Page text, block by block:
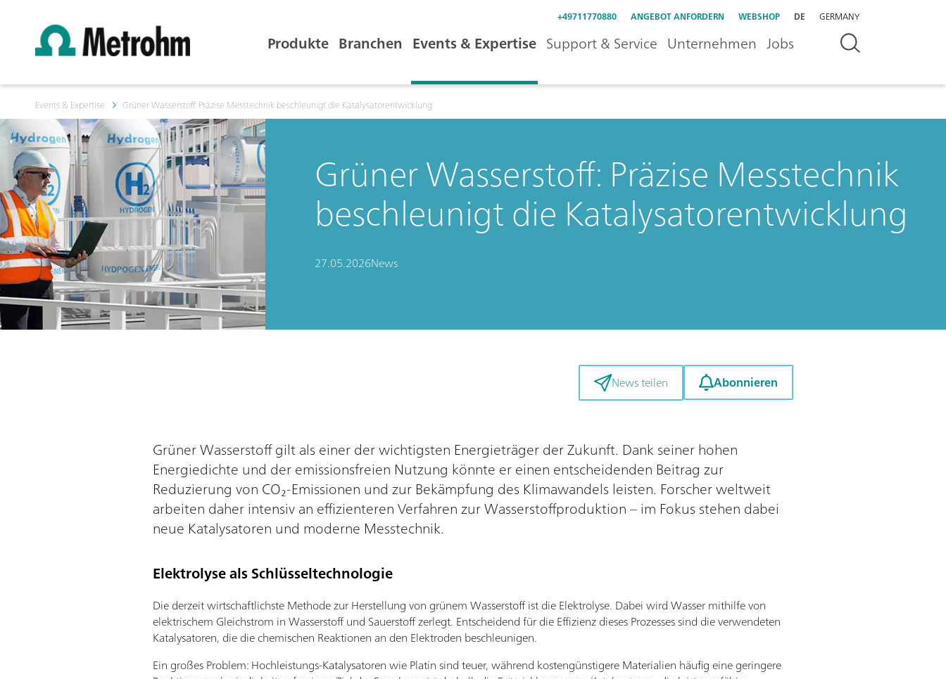
+49711770880 ANGEBOT ANFORDERN WEBSHOP DE GERMANY
Produkte Branchen Events & Expertise Support & Service Unternehmen Jobs
Events & Expertise Grüner Wasserstoff: Präzise Messtechnik beschleunigt die Katalysatorentwicklung
Grüner Wasserstoff: Präzise Messtechnik
beschleunigt die Katalysatorentwicklung
27.05.2026News
News teilen Abonnieren
Grüner Wasserstoff gilt als einer der wichtigsten Energieträger der Zukunft. Dank seiner hohen
Energiedichte und der emissionsfreien Nutzung könnte er einen entscheidenden Beitrag zur
Reduzierung von CO₂-Emissionen und zur Bekämpfung des Klimawandels leisten. Forscher weltweit
arbeiten daher intensiv an effizienteren Verfahren zur Wasserstoffproduktion – im Fokus stehen dabei
neue Katalysatoren und moderne Messtechnik.
Elektrolyse als Schlüsseltechnologie
Die derzeit wirtschaftlichste Methode zur Herstellung von grünem Wasserstoff ist die Elektrolyse. Dabei wird Wasser mithilfe von
elektrischem Gleichstrom in Wasserstoff und Sauerstoff zerlegt. Entscheidend für die Effizienz dieses Prozesses sind die verwendeten
Katalysatoren, die die chemischen Reaktionen an den Elektroden beschleunigen.
Ein großes Problem: Hochleistungs-Katalysatoren wie Platin sind teuer, während kostengünstigere Materialien häufig eine geringere